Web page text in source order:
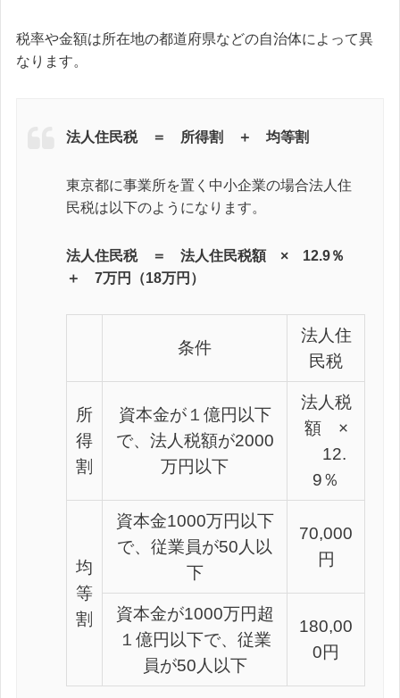
税率や金額は所在地の都道府県などの自治体によって異
なります。
法人住民税 ＝ 所得割 ＋ 均等割
東京都に事業所を置く中小企業の場合法人住
民税は以下のようになります。
法人住民税 ＝ 法人住民税額 × 12.9％
＋ 7万円（18万円）
条件
法人住
民税
所
得
割
資本金が１億円以下
で、法人税額が2000
万円以下
法人税
額 ×
12.
9％
均
等
割
資本金1000万円以下
で、従業員が50人以
下
70,000
円
資本金が1000万円超
１億円以下で、従業
員が50人以下
180,00
0円